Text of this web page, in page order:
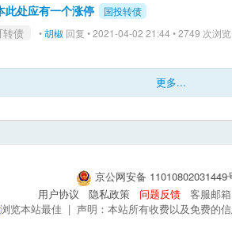
此处应有一个涨停 国投转债
债 •胡椒 回复 • 2021-04-02 21:44 • 2749 次浏览
更多...
京公网安备
用户协议
隐私政策 问题反馈
客服邮
浏览本站最佳 | 声明：本站所有收费以及免费的